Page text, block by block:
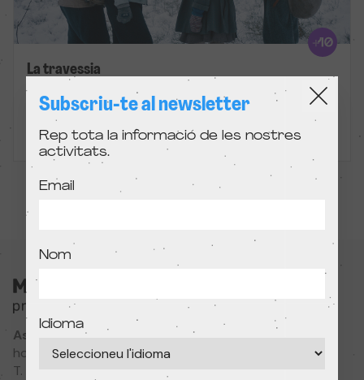
La travessia
Madrid, Barcelona, Online i altres
Associació Cultural MODIband
hola@primerfestivaldecine.com
T. 933 023 553
Subscriu-te al newsletter
Rep tota la informació de les nostres
activitats.
Email
Nom
Idioma